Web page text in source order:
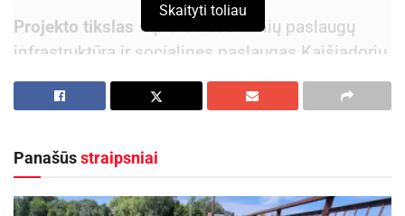
Projekto tikslas – plėtoti socialinių paslaugų
infrastruktūrą ir socialines paslaugas Kaišiadorių
rajone, didinant socialinę gerovę senyvo amžiaus
asmenims.
Aktualios naujienos
Ignalinos rajone, Lukošiškės sentikių religinė
bendruomenė rūpinasi cerkvės išsaugojimu
Skaityti toliau
Panašūsstraipsniai